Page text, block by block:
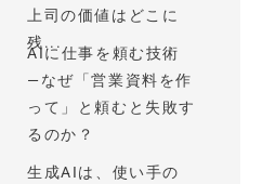
上司の価値はどこに
残...
AIに仕事を頼む技術
—なぜ「営業資料を作
って」と頼むと失敗す
るのか？
生成AIは、使い手の